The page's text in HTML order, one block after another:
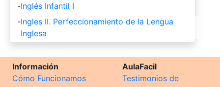
-Inglés Infantil I
-Ingles II. Perfeccionamiento de la Lengua
Inglesa
Información
Cómo Funcionamos
AulaFacil
Testimonios de